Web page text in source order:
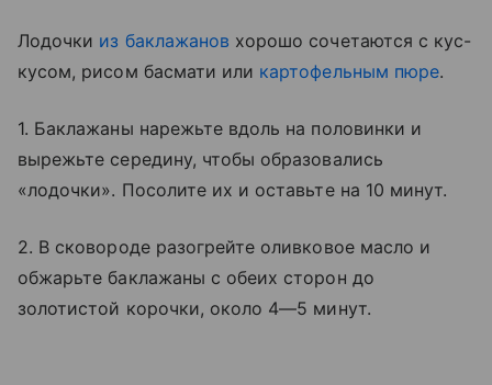
Лодочки из баклажанов хорошо сочетаются с кус-
кусом, рисом басмати или картофельным пюре.
1. Баклажаны нарежьте вдоль на половинки и
вырежьте середину, чтобы образовались
«лодочки». Посолите их и оставьте на 10 минут.
2. В сковороде разогрейте оливковое масло и
обжарьте баклажаны с обеих сторон до
золотистой корочки, около 4—5 минут.